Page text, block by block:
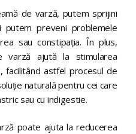
de varză, putem sprijini
putem preveni problemele
sau constipația. În plus,
varză ajută la stimularea
facilitând astfel procesul de
naturală pentru cei care
sau cu indigestie.
poate ajuta la reducerea